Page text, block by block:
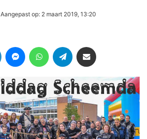
Aangepast op: 2 maart 2019, 13:20